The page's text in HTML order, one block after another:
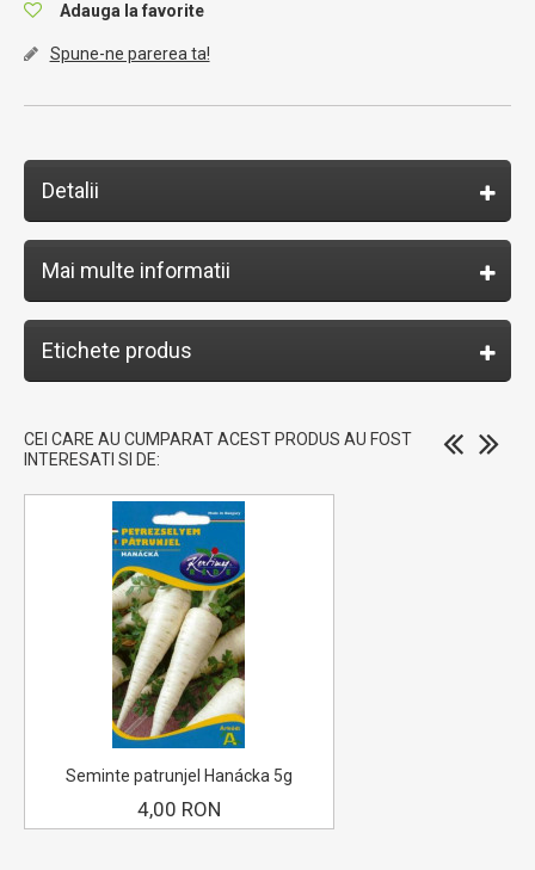
Adauga la favorite
Spune-ne parerea ta!
Detalii
Mai multe informatii
Etichete produs
CEI CARE AU CUMPARAT ACEST PRODUS AU FOST
INTERESATI SI DE:
Seminte patrunjel Hanácka 5g
4,00 RON